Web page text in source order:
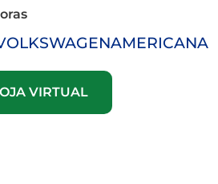
AMERICANA
VIRTUAL